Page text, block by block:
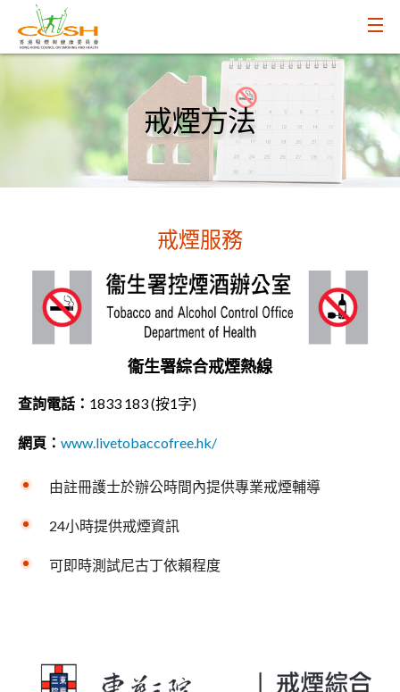
戒煙方法
戒煙服務
衞生署綜合戒煙熱線
查詢電話： 1833 183 (按1字)
網頁： www.livetobaccofree.hk/
由註冊護士於辦公時間內提供專業戒煙輔導
24小時提供戒煙資訊
可即時測試尼古丁依賴程度